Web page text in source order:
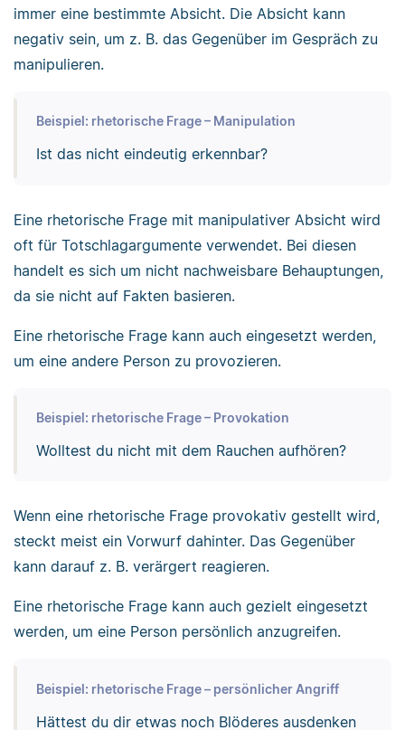
immer eine bestimmte Absicht. Die Absicht kann
negativ sein, um z. B. das Gegenüber im Gespräch zu
manipulieren.
Beispiel: rhetorische Frage – Manipulation
Ist das nicht eindeutig erkennbar?
Eine rhetorische Frage mit manipulativer Absicht wird
oft für Totschlagargumente verwendet. Bei diesen
handelt es sich um nicht nachweisbare Behauptungen,
da sie nicht auf Fakten basieren.
Eine rhetorische Frage kann auch eingesetzt werden,
um eine andere Person zu provozieren.
Beispiel: rhetorische Frage – Provokation
Wolltest du nicht mit dem Rauchen aufhören?
Wenn eine rhetorische Frage provokativ gestellt wird,
steckt meist ein Vorwurf dahinter. Das Gegenüber
kann darauf z. B. verärgert reagieren.
Eine rhetorische Frage kann auch gezielt eingesetzt
werden, um eine Person persönlich anzugreifen.
Beispiel: rhetorische Frage – persönlicher Angriff
Hättest du dir etwas noch Blöderes ausdenken